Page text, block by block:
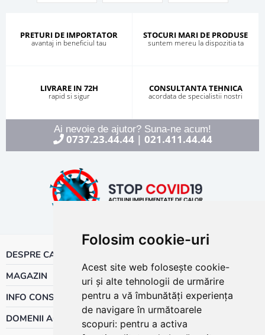
Folosim cookie-uri
Acest site web folosește cookie-
uri și alte tehnologii de urmărire
pentru a vă îmbunătăți experiența
de navigare în următoarele
scopuri: pentru a activa
PRETURI DE IMPORTATOR
avantaj in beneficiul tau
STOCURI MARI DE PRODUSE
suntem mereu la dispozitia ta
LIVRARE IN 72H
rapid si sigur
CONSULTANTA TEHNICA
acordata de specialistii nostri
Ai nevoie de ajutor? Suna-ne acum!
0737.23.44.44| 021.411.44.44
DESPRE CALOR
MAGAZIN
INFO CONSUMATOR
DOMENII ACTIVITATE